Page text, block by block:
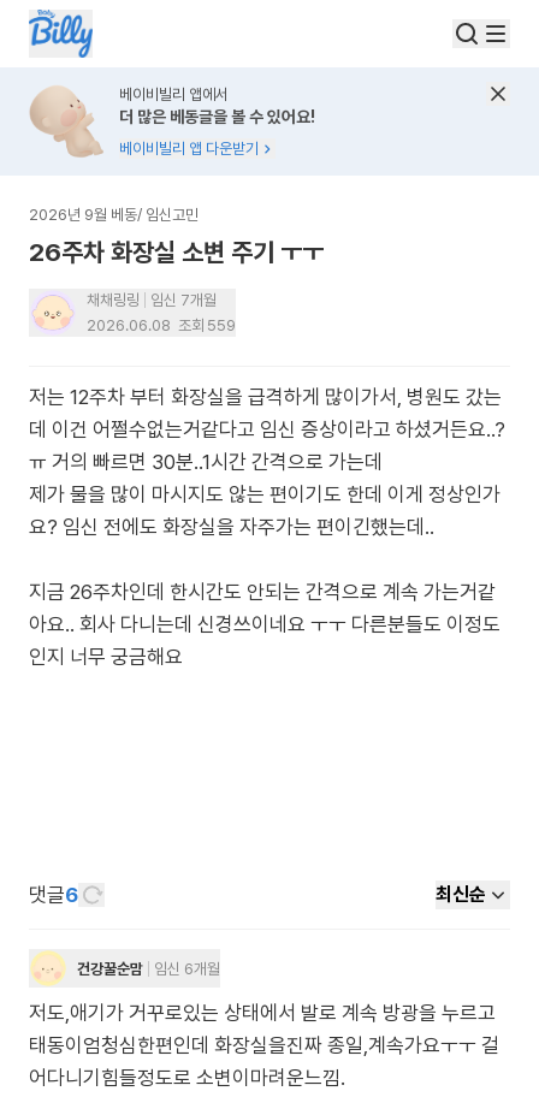
베이비빌리 앱에서
더 많은 베동글을 볼 수 있어요!
베이비빌리 앱 다운받기
2026년 9월 베동/ 임신고민
26주차 화장실 소변 주기 ㅜㅜ
채채링링
임신 7개월
2026.06.08 조회 559
저는 12주차 부터 화장실을 급격하게 많이가서, 병원도 갔는
데 이건 어쩔수없는거같다고 임신 증상이라고 하셨거든요..?
ㅠ 거의 빠르면 30분..1시간 간격으로 가는데
제가 물을 많이 마시지도 않는 편이기도 한데 이게 정상인가
요? 임신 전에도 화장실을 자주가는 편이긴했는데..
지금 26주차인데 한시간도 안되는 간격으로 계속 가는거같
아요.. 회사 다니는데 신경쓰이네요 ㅜㅜ 다른분들도 이정도
댓글6 최신순
건강꿀순맘 임신 6개월
저도,애기가 거꾸로있는 상태에서 발로 계속 방광을 누르고
태동이엄청심한편인데 화장실을진짜 종일,계속가요ㅜㅜ 걸
어다니기힘들정도로 소변이마려운느낌.